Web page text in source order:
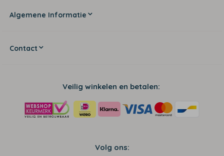
Algemene Informatie
Contact
Veilig winkelen en betalen:
Volg ons: